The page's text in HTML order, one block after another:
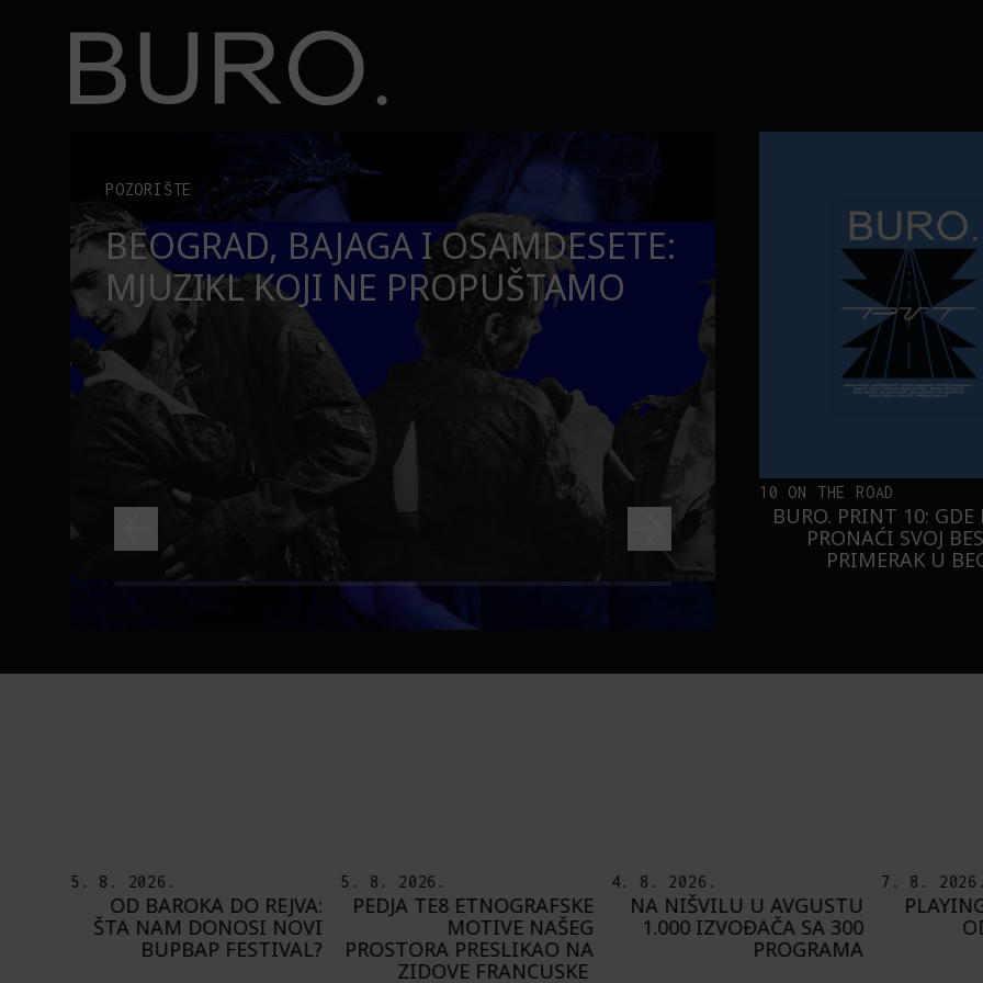
BURO.
POZORIŠTE
BEOGRAD, BAJAGA I OSAMDESETE:
MJUZIKL KOJI NE PROPUŠTAMO
Beograd, Bajaga i osamdesete: Mjuzikl koji ne propuštamo
ONAJ JEDAN
STALNO
TORBE
10 ON THE ROAD
BURO. PRINT 10: GDE
PRONAĆI SVOJ
PRIMERAK U
5. 8. 2026.
OD BAROKA DO REJVA:
ŠTA NAM DONOSI NOVI
BUPBAP FESTIVAL?
5. 8. 2026.
PEDJA TE8 ETNOGRAFSKE
MOTIVE NAŠEG
PROSTORA PRESLIKAO NA
ZIDOVE FRANCUSKE
4. 8. 2026.
NA NIŠVILU U AVGUSTU
1.000 IZVOĐAČA SA 300
PROGRAMA
7. 8. 2026.